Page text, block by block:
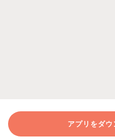
アプリをダウ